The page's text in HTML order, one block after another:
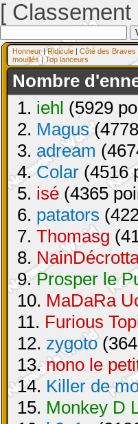
[
Honneur|Ridicule | Côté des Braves
mouillés| Top lanceurs
Nombre
1. iehl (5929
2. Magus
3. adream
4.Colar (4516
5. isé (4365
6. patators
7. Thomasg
8.
9.Prosper le
10. MaDaRa
11. Furious
12. zygoto
13.nono le
14. Killer de
15. Monkey D